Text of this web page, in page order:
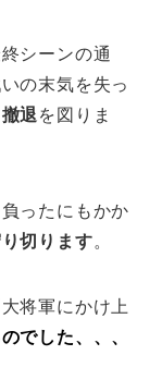
シーンの通
の末気を失っ
退 を図りま
ったにもかか
切ります。
将軍にかけ上
でした、、、